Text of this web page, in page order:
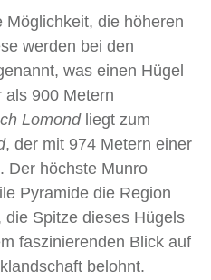
Möglichkeit, die höheren
werden bei den
was einen Hügel
als 900 Metern
Lomond liegt zum
, der mit 974 Metern einer
Der höchste Munro
Pyramide die Region
Spitze dieses Hügels
faszinierenden Blick auf
belohnt.